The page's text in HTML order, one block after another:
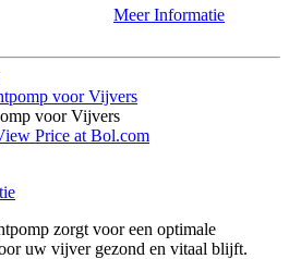
Meer Informatie
voor Vijvers
Price at Bol.com
zorgt voor een optimale
uw vijver gezond en vitaal blijft.